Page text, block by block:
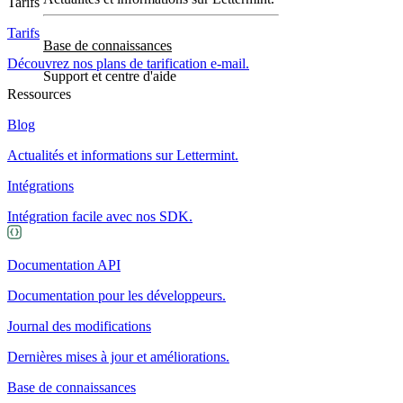
Base de connaissances
Support et centre d'aide
Tarifs
Découvrez nos plans de tarification e-mail.
Ressources
Blog
Actualités et informations sur Lettermint.
Intégrations
Intégration facile avec nos SDK.
Documentation API
Documentation pour les développeurs.
Journal des modifications
Dernières mises à jour et améliorations.
Base de connaissances